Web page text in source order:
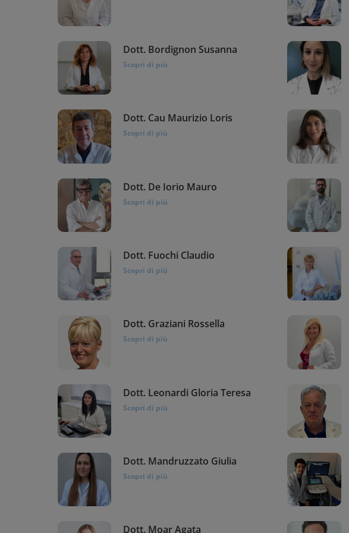
Dott. Bordignon Susanna
Scopri di più
Dott. Cau Maurizio Loris
Scopri di più
Dott. De Iorio Mauro
Scopri di più
Dott. Fuochi Claudio
Scopri di più
Dott. Graziani Rossella
Scopri di più
Dott. Leonardi Gloria Teresa
Scopri di più
Dott. Mandruzzato Giulia
Scopri di più
Dott. Moar Agata